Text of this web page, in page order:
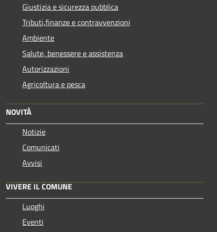
Giustizia e sicurezza pubblica
Tributi,finanze e contravvenzioni
Ambiente
Salute, benessere e assistenza
Autorizzazioni
Agricoltura e pesca
NOVITÀ
Notizie
Comunicati
Avvisi
VIVERE IL COMUNE
Luoghi
Eventi